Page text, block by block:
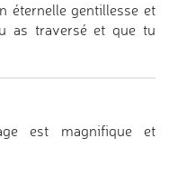
éternelle gentillesse et
as traversé et que tu
est magnifique et